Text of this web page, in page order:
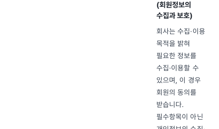
(회원정보의
수집과 보호)
회사는 수집·이용
목적을 밝혀
필요한 정보를
수집·이용할 수
있으며, 이 경우
회원의 동의를
받습니다.
필수항목이 아닌